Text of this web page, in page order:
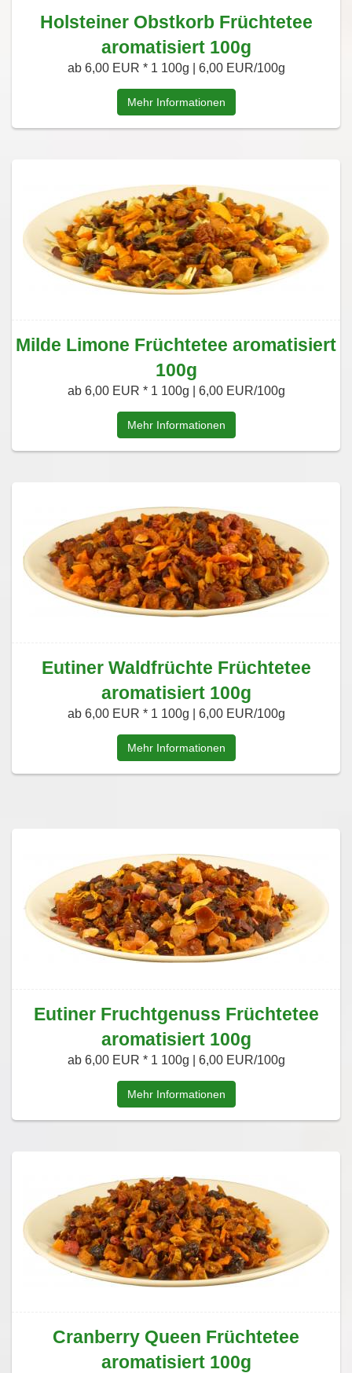
Holsteiner Obstkorb Früchtetee
aromatisiert 100g
ab 6,00 EUR * 1 100g | 6,00 EUR/100g
Mehr Informationen
Milde Limone Früchtetee aromatisiert
100g
ab 6,00 EUR * 1 100g | 6,00 EUR/100g
Mehr Informationen
Eutiner Waldfrüchte Früchtetee
aromatisiert 100g
ab 6,00 EUR * 1 100g | 6,00 EUR/100g
Mehr Informationen
Eutiner Fruchtgenuss Früchtetee
aromatisiert 100g
ab 6,00 EUR * 1 100g | 6,00 EUR/100g
Mehr Informationen
Cranberry Queen Früchtetee
aromatisiert 100g